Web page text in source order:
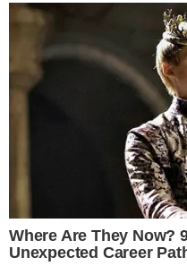
ต้องหารับประทานกันในหน้าแ
แต่หากหารับประทานในหน้าฝ
ถูกปากนัก การจะนำผักกุดมา
แล้วตามด้วยการแช่ลงในน้ำเ
ความสดอยู่ จากนั้นจะนำไปผั
2 ผักหวาน